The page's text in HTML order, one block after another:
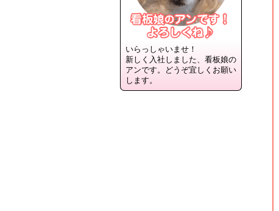
いらっしゃいませ！
新しく入社しました、看板娘の
アンです。どうぞ宜しくお願い
します。